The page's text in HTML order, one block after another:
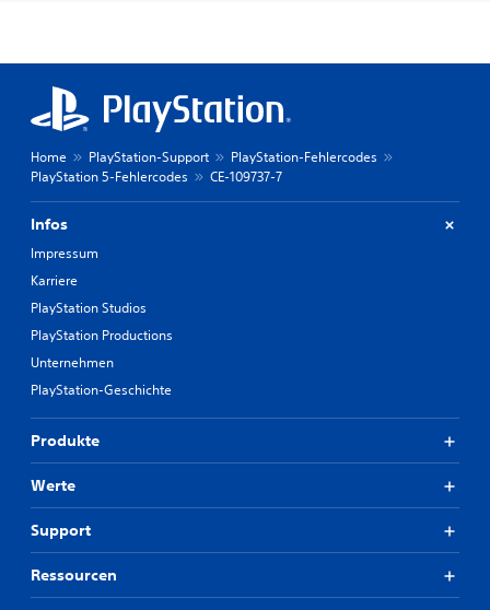
Home PlayStation-Support
PlayStation-Fehlercodes
PlayStation 5-Fehlercodes
CE-109737-7
Infos
Impressum
Karriere
PlayStation Studios
PlayStation Productions
Unternehmen
PlayStation-Geschichte
Produkte
Werte
Support
Ressourcen